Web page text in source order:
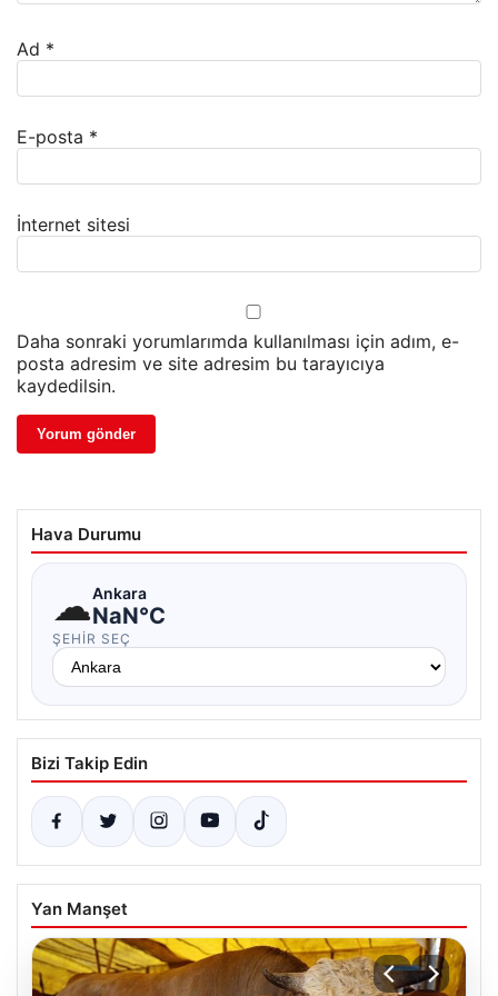
Ad *
E-posta *
İnternet sitesi
Daha sonraki yorumlarımda kullanılması için adım, e-
posta adresim ve site adresim bu tarayıcıya
kaydedilsin.
Hava Durumu
☁Ankara
NaN°C
ŞEHIR SEÇ
Bizi Takip Edin
Yan Manşet